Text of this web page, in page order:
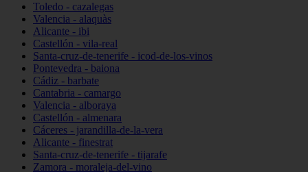
Toledo - cazalegas
Valencia - alaquàs
Alicante - ibi
Castellón - vila-real
Santa-cruz-de-tenerife - icod-de-los-vinos
Pontevedra - baiona
Cádiz - barbate
Cantabria - camargo
Valencia - alboraya
Castellón - almenara
Cáceres - jarandilla-de-la-vera
Alicante - finestrat
Santa-cruz-de-tenerife - tijarafe
Zamora - moraleja-del-vino